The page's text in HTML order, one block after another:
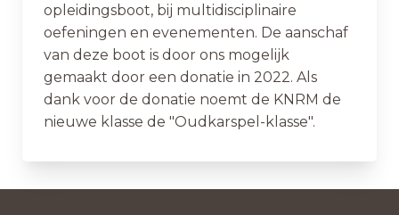
opleidingsboot, bij multidisciplinaire
oefeningen en evenementen. De aanschaf
van deze boot is door ons mogelijk
gemaakt door een donatie in 2022. Als
dank voor de donatie noemt de KNRM de
nieuwe klasse de "Oudkarspel-klasse".